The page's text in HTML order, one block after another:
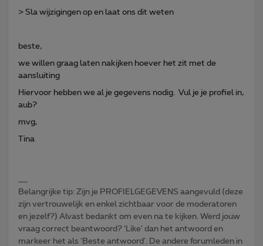
> Sla wijzigingen op en laat ons dit weten
beste,
we willen graag laten nakijken hoever het zit met de
aansluiting
Hiervoor hebben we al je gegevens nodig. Vul je je profiel in,
aub?
mvg,
Tina
Belangrijke tip: Zijn je PROFIELGEGEVENS aangevuld (deze
zijn vertrouwelijk en enkel zichtbaar voor de moderatoren
en jezelf?) Alvast bedankt om even na te kijken. Werd jouw
vraag correct beantwoord? ‘Like’ dan het antwoord en
markeer het als 'Beste antwoord'. De andere forumleden in